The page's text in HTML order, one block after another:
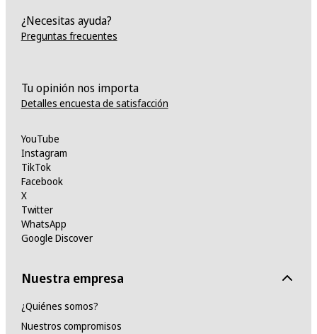
¿Necesitas ayuda?
Preguntas frecuentes
Tu opinión nos importa
Detalles encuesta de satisfacción
YouTube
Instagram
TikTok
Facebook
X
Twitter
WhatsApp
Google Discover
Nuestra empresa
¿Quiénes somos?
Nuestros compromisos